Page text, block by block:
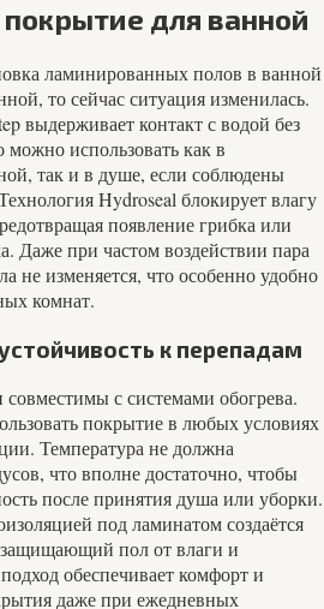
для ванной
ламинированных полов в ванной
то сейчас ситуация изменилась.
выдерживает контакт с водой без
использовать как в
так и в душе, если соблюдены
Hydroseal блокирует влагу
появление грибка или
Даже при частом воздействии пара
не изменяется, что особенно удобно
комнат.
к перепадам
с системами обогрева.
покрытие в любых условиях
Температура не должна
что вполне достаточно, чтобы
после принятия душа или уборки.
под ламинатом создаётся
пол от влаги и
обеспечивает комфорт и
даже при ежедневных